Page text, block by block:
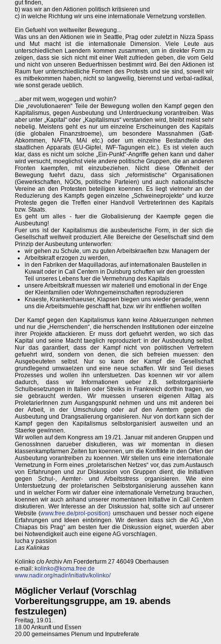
gut finden,
b) was wir an den Aktionen politisch kritisieren und
c) in welche Richtung wir uns eine internationale Vernetzung vorstellen.
Ein Gefuehl von weltweiter Bewegung...
Was uns an den Aktionen wie in Seattle, Prag oder zuletzt in Nizza Spass
und Mut macht ist die internationale Dimension. Viele Leute aus
unterschiedlichen Laendern kommen zusammen, um in direkter Form zu
zeigen, dass sie sich nicht mit einer Welt zufrieden geben, die vom Geld
und nicht von unseren Beduerfnissen bestimmt wird. Bei den Aktionen ist
Raum fuer unterschiedliche Formen des Protests und sie sind, soweit wir
es mitbekommen haben, nicht so langweilig, bierernst und verbal-radikal,
wie sonst gerade ueblich.
...aber mit wem, wogegen und wohin?
Die „revolutionaeren“ Teile der Bewegung wollen den Kampf gegen den
Kapitalismus, gegen Ausbeutung und Unterdrueckung vorantreiben. Was
aber unter „Kapital“ oder „Kapitalismus“ verstanden wird, bleibt meist sehr
nebelig. Meistens geht es nur um einzelne Erscheinungen des Kapitals
(die globalen Finanzstroeme), um besondere Massnahmen (Gatt-
Abkommen, NAFTA, MAI etc.) oder um einzelne Bestandteile des
staatlichen Apparats (EU-Gipfel, IWF-Tagungen etc.). Es ist vielen auch
klar, dass es nicht um solche „Ein-Punkt“-Angriffe gehen kann und daher
wird versucht, moeglichst viele andere politische Gruppen, die an anderen
Fronten kaempfen, mit einzubeziehen. Nicht diese Offenheit der
Bewegung fuehrt dazu, dass sich „reformistische“ Organisationen
(Gewerkschaften, NGOs, politische Parteien) und auch nationalistische
Vereine an den Protesten beteiligen koennen. Es liegt vielmehr an der
Reduzierung des Kampfs gegen einzelne „Schweineprojekte“ und kurze
Proteste gegen die Treffen einer Handvoll VertreterInnen des Kapitals
bzw. Staats.
Es geht um alles - fuer die Globalisierung der Kaempfe gegen die
Ausbeutung!
Fuer uns ist der Kapitalismus die ausbeuterische Form, in der sich die
Gesellschaft weltweit produziert. Alle Bereiche der Gesellschaft sind dem
Prinzip der Ausbeutung unterworfen:
wir gehen zu Schule, um zu guten Arbeitskraeften bzw. Managern der
Arbeitskraft erzogen zu werden,
in den Fabriken der Maquilladoras, auf internationalen Baustellen in
Kuwait oder in Call Centern in Duisburg schuften wir den groessten
Teil unseres Lebens fuer die Vermehrung des Kapitals
unsere Arbeitskraft muessen wir materiell und emotional in der Enge
der Kleinfamilien oder Wohngemeinschaften reproduzieren
Knaeste, Krankenhaeuser, Klapsen biegen uns wieder gerade, wenn
uns die Arbeitsmuehle geschafft hat, bzw. wir ihr entfliehen wollten
Der Kampf gegen den Kapitalismus kann keine Abkuerzungen nehmen
und nur die „Herrschenden“, die herrschenden Institutionen oder einzelne
ihrer Projekte attackieren. Er muss dort gefuehrt werden, wo sich das
Kapital und seine Macht taeglich reproduziert: in der Ausbeutung selbst.
Nur das garantiert, dass der Kampf nicht von politischen Vertretern
gefuehrt wird, sondern von denen, die sich befreien muessen: den
Ausgebeuteten selbst. Nur so kann der Kampf die Gesellschaft
grundlegend umwaelzen und eine neue schaffen. Wir sind Teil dieses
Prozesses und wollen ihn unterstuetzen. Das koennen wir vor allem
dadurch, dass wir Informationen ueber z.B. selbstorganisierte
Schulbesetzungen in Italien oder Streiks in Frankreich dorthin tragen, wo
sie gebraucht werden. Wir muessen unseren eigenen Alltag als
ProletarierInnen zum Ausgangspunkt nehmen und uns mit anderen bei
der Arbeit, in der Umschulung oder auf den Aemtern gegen die
Ausbeutung und Drangsalierung organisieren. Nur von dort kann sich der
Kampf gegen den Kapitalismus selbstorganisiert ausweiten und an
Staerke gewinnen.
Wir wollen auf dem Kongress am 19./21. Januar mit anderen Gruppen und
GenossInnen darueber diskutieren, was wir momentan in diesen
klassenkampfarmen Zeiten tun koennen, um die Konflikte in den Orten der
Ausbeutung vorantreiben zu koennen. Wir stellen uns eine internationale
Vernetzung in Form eines „proletarischen Netzes“ vor, das zum Austausch
von Erfahrungen und zur Diskussion von Gruppen dient, die Initiativen
gegen Schul-, Aemter- und Arbeitsstress organisieren. Wie eine
Unterstuetzung der proletarischen Selbstorganisierung aussehen kann
und in welcher Form wir dafuer eine internationale Vernetzung brauchen,
koennen wir auch anhand unserer momentanen Initiative in Call Centern
diskutieren. Wer Interesse an der Diskussion hat, sollte sich auf unserer
Website (www.free.de/prol-position) umschauen und besser noch eigene
Erfahrungen und Ideen einbringen. Wir denken dass sich die AG „Von
Chiapas bis Prag“ am besten fuer die Diskussion eignet, wuerden aber
bei Notwendigkeit auch eine eigene AG vorschlagen.
lucha y passion
Las Kalinkas
Kolinko c/o Archiv Am Foerderturm 27 46049 Oberhausen
e-mail: kolinko@koma.free.de
www.nadir.org/nadir/initiativ/kolinko/
Möglicher Verlauf (Vorschlag
Vorbereitungsgruppe, am 19. abends
festzulegen)
Freitag, 19.01.
18.00 Ankunft und Essen
20.00 gemeinsames Plenum und Inputreferate